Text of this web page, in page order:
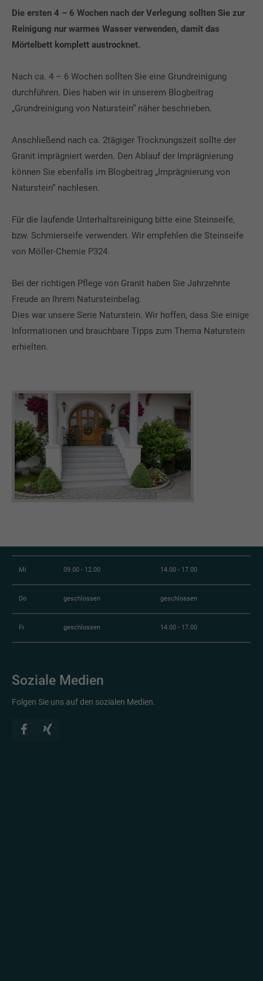
Die ersten 4 – 6 Wochen nach der Verlegung sollten Sie zur
Reinigung nur warmes Wasser verwenden, damit das
Mörtelbett komplett austrocknet.
Nach ca. 4 – 6 Wochen sollten Sie eine Grundreinigung
durchführen. Dies haben wir in unserem Blogbeitrag
„Grundreinigung von Naturstein“ näher beschrieben.
Anschließend nach ca. 2tägiger Trocknungszeit sollte der
Granit imprägniert werden. Den Ablauf der Imprägnierung
können Sie ebenfalls im Blogbeitrag „Imprägnierung von
Naturstein“ nachlesen.
Für die laufende Unterhaltsreinigung bitte eine Steinseife,
bzw. Schmierseife verwenden. Wir empfehlen die Steinseife
von Möller-Chemie P324.
Bei der richtigen Pflege von Granit haben Sie Jahrzehnte
Freude an Ihrem Natursteinbelag.
Dies war unsere Serie Naturstein. Wir hoffen, dass Sie einige
Informationen und brauchbare Tipps zum Thema Naturstein
erhielten.
Favoriten
Verlegebetrieb
Ausstellung und Beratung
Stellenangebote
Öffnungszeiten:
Mi 09.00 - 12.00 14.00 - 17.00
Do geschlossen geschlossen
Fr geschlossen 14.00 - 17.00
Soziale Medien
Folgen Sie uns auf den sozialen Medien.